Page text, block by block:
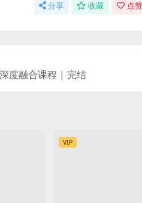
分享 收藏 点
度融合课程 | 完结
VIP